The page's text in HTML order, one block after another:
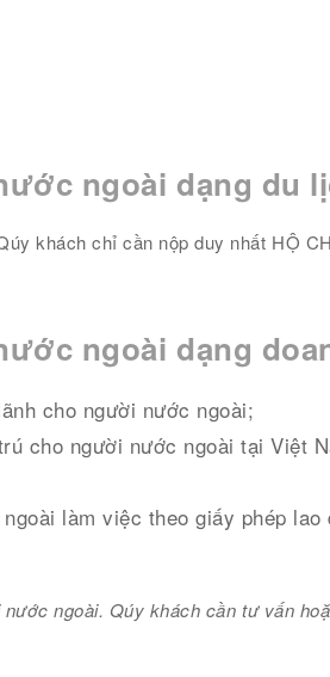
ngoài dạng du
khách chỉ cần nộp duy nhất HỘ
ngoài dạng
cho người nước ngoài;
cho người nước ngoài tại Việt
làm việc theo giấy phép
ngoài. Qúy khách cần tư vấn